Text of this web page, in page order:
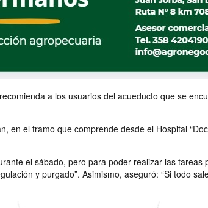
a los usuarios del acueducto que se
el tramo que comprende desde el Hospital
el sábado, pero para poder realizar las
y purgado”. Asimismo, aseguró: “Si todo